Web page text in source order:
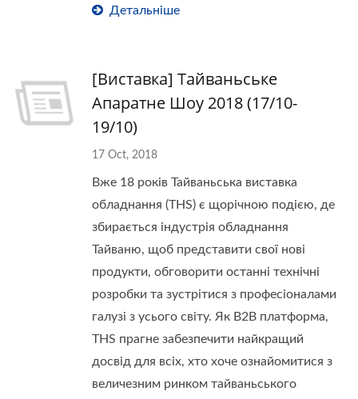
Детальніше
[Виставка] Тайваньське
Апаратне Шоу 2018 (17/10-
19/10)
17 Oct, 2018
Вже 18 років Тайваньська виставка
обладнання (THS) є щорічною подією, де
збирається індустрія обладнання
Тайваню, щоб представити свої нові
продукти, обговорити останні технічні
розробки та зустрітися з професіоналами
галузі з усього світу. Як B2B платформа,
THS прагне забезпечити найкращий
досвід для всіх, хто хоче ознайомитися з
величезним ринком тайваньського